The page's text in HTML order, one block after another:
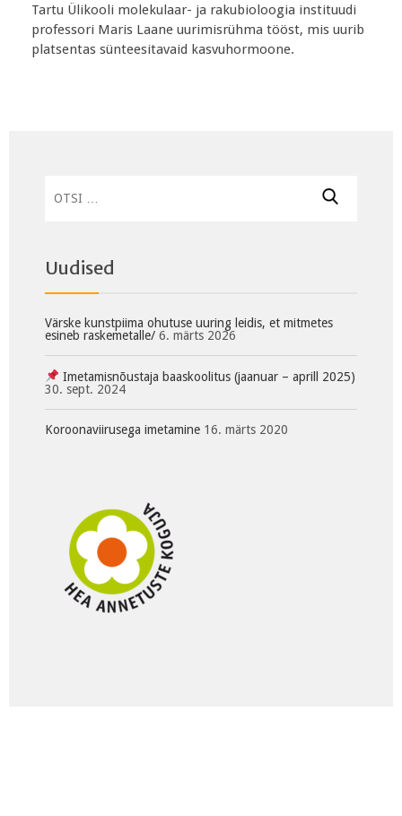
Tartu Ülikooli molekulaar- ja rakubioloogia instituudi
professori Maris Laane uurimisrühma tööst, mis uurib
platsentas sünteesitavaid kasvuhormoone.
Uudised
Värske kunstpiima ohutuse uuring leidis, et mitmetes
esineb raskemetalle/ 6. märts 2026
Imetamisnõustaja baaskoolitus (jaanuar – aprill 2025)
30. sept. 2024
Koroonaviirusega imetamine 16. märts 2020